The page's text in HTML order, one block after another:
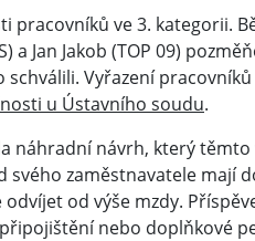
pracovníků ve 3. kategorii.
Jan Jakob (TOP 09)
Vyřazení
u Ústavního soudu.
náhradní návrh, který těmto
zaměstnavatele mají
od výše mzdy.
nebo doplňkové